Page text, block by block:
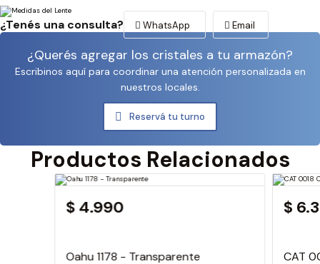
¿Tenés una consulta? WhatsApp Email
¿Querés agregar los cristales a tu armazón?
Escribinos aquí para coordinar una atención personalizada en
nuestros locales.
Reservá tu turno
Productos Relacionados
$ 4.990
Oahu 1178 - Transparente
$
CAT